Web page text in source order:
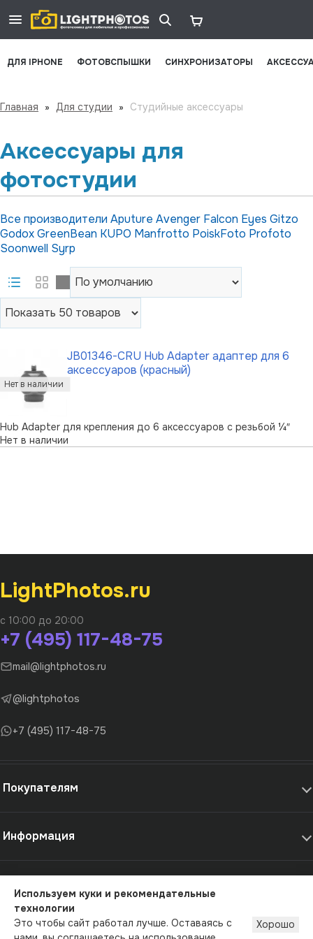
ДЛЯ IPHONE ФОТОВСПЫШКИ СИНХРОНИЗАТОРЫ
Главная » Для студии » Студийные аксессуары
Аксессуары для
фотостудии
Все производители Aputure Avenger Falcon Eyes Gitzo
GodoxGreenBean KUPO Manfrotto PoiskFoto Profoto
Soonwell Syrp
JB01346-CRU Hub Adapter адаптер для 6
аксессуаров (красный)
Hub Adapter для крепления до 6 аксессуаров с резьбой ¼″
Нет в наличии
LightPhotos.ru
с 10:00 до 20:00
+7 (495) 117-48-75
mail@lightphotos.ru
@lightphotos
+7 (495) 117-48-75
Покупателям
Информация
© 2012-2026 - LightPhotos.ru, оборудование для фотостудий
Публичная оферта Политика конфиденциальности
Используем куки и рекомендательные
технологии
Это чтобы сайт работал лучше. Оставаясь с
Хорошо